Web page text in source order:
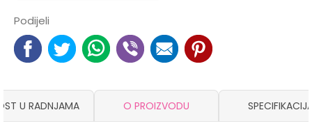
Podijeli
U RADNJAMA O PROIZVODU